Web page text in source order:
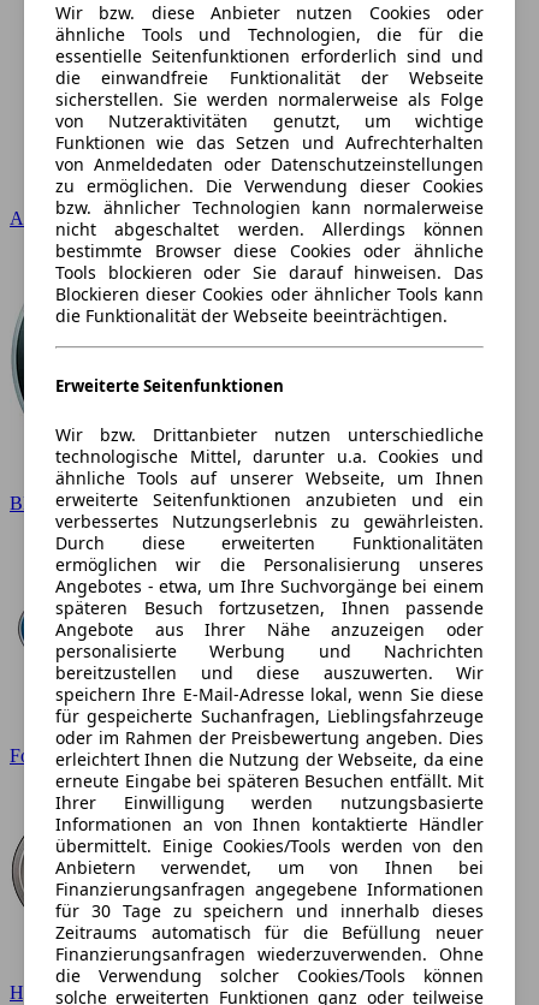
Audi
BMW
Ford
Hyundai
Wir bzw. diese Anbieter nutzen Cookies oder
ähnliche Tools und Technologien, die für die
essentielle Seitenfunktionen erforderlich sind und
die einwandfreie Funktionalität der Webseite
sicherstellen. Sie werden normalerweise als Folge
von Nutzeraktivitäten genutzt, um wichtige
Funktionen wie das Setzen und Aufrechterhalten
von Anmeldedaten oder Datenschutzeinstellungen
zu ermöglichen. Die Verwendung dieser Cookies
bzw. ähnlicher Technologien kann normalerweise
nicht abgeschaltet werden. Allerdings können
bestimmte Browser diese Cookies oder ähnliche
Tools blockieren oder Sie darauf hinweisen. Das
Blockieren dieser Cookies oder ähnlicher Tools kann
die Funktionalität der Webseite beeinträchtigen.
Erweiterte Seitenfunktionen
Wir bzw. Drittanbieter nutzen unterschiedliche
technologische Mittel, darunter u.a. Cookies und
ähnliche Tools auf unserer Webseite, um Ihnen
erweiterte Seitenfunktionen anzubieten und ein
verbessertes Nutzungserlebnis zu gewährleisten.
Durch diese erweiterten Funktionalitäten
ermöglichen wir die Personalisierung unseres
Angebotes - etwa, um Ihre Suchvorgänge bei einem
späteren Besuch fortzusetzen, Ihnen passende
Angebote aus Ihrer Nähe anzuzeigen oder
personalisierte Werbung und Nachrichten
bereitzustellen und diese auszuwerten. Wir
speichern Ihre E-Mail-Adresse lokal, wenn Sie diese
für gespeicherte Suchanfragen, Lieblingsfahrzeuge
oder im Rahmen der Preisbewertung angeben. Dies
erleichtert Ihnen die Nutzung der Webseite, da eine
erneute Eingabe bei späteren Besuchen entfällt. Mit
Ihrer Einwilligung werden nutzungsbasierte
Informationen an von Ihnen kontaktierte Händler
übermittelt. Einige Cookies/Tools werden von den
Anbietern verwendet, um von Ihnen bei
Finanzierungsanfragen angegebene Informationen
für 30 Tage zu speichern und innerhalb dieses
Zeitraums automatisch für die Befüllung neuer
Finanzierungsanfragen wiederzuverwenden. Ohne
die Verwendung solcher Cookies/Tools können
solche erweiterten Funktionen ganz oder teilweise